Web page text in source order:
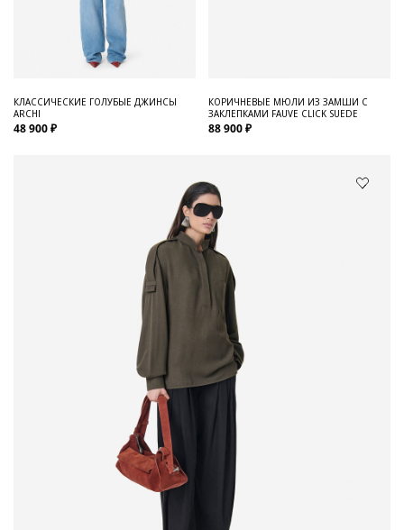
КЛАССИЧЕСКИЕ ГОЛУБЫЕ ДЖИНСЫ
ARCHI
48 900 ₽
КОРИЧНЕВЫЕ МЮЛИ ИЗ ЗАМШИ С
ЗАКЛЕПКАМИ FAUVE CLICK SUEDE
88 900 ₽